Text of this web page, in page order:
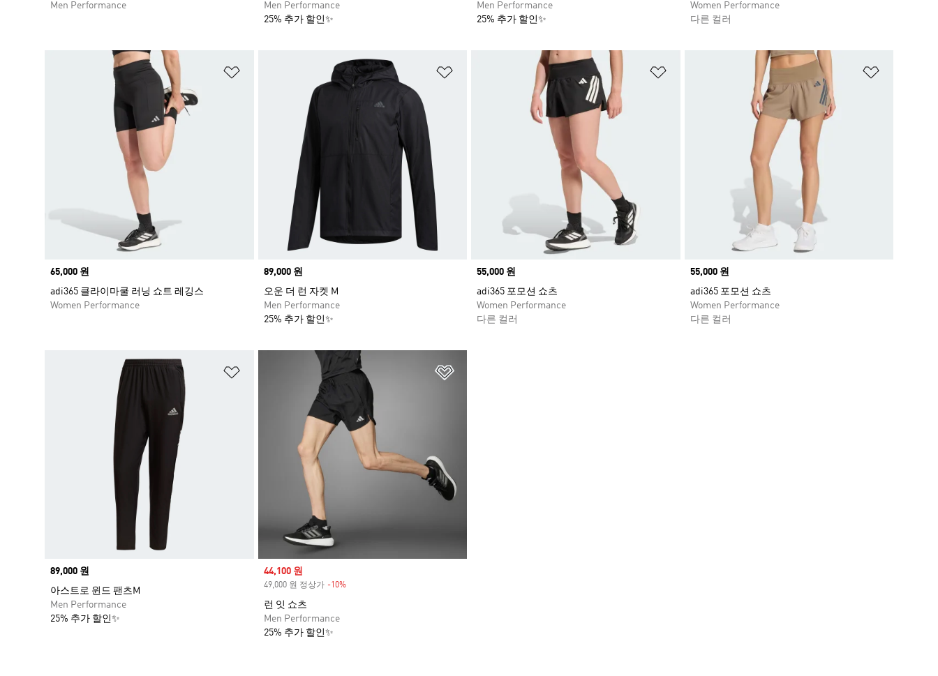
Men Performance
Men Performance
25% 추가 할인✨
Men Performance
25% 추가 할인✨
Women Performance
다른 컬러
Price
65,000 원
adi365 클라이마쿨 러닝 쇼트 레깅스
Women Performance
위시리스트 담기
Price
89,000 원
오운 더 런 자켓 M
Men Performance
25% 추가 할인✨
Price
55,000 원
adi365 포모션 쇼츠
Women Performance
다른 컬러
Price
55,000 원
adi365 포모션 쇼츠
Women Performance
다른 컬러
위시리스트 담기
Price
89,000 원
아스트로 윈드 팬츠M
Men Performance
25% 추가 할인✨
Sale price
44,100 원
49,000 원 정상가 -10%Discount
런 잇 쇼츠
Men Performance
25% 추가 할인✨